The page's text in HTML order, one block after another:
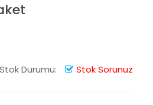
Stok Durumu: Stok Sorunuz